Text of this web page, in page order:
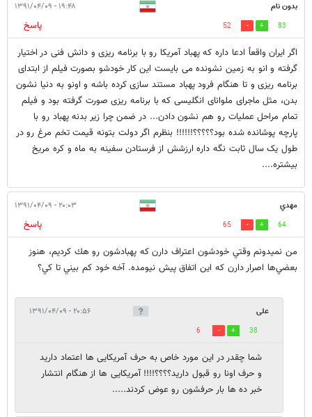
بدون نام ۱۹:۴۸ - ۱۳۹۱/۰۴/۰۹
83
52
پاسخ
اگر ایران واقعاً ادعا داره که پهباد آمریکا رو با برنامه ریزی و دانش فنی در اختیار
گرفته و انو به زمین نشونده می بایست این کار خودشو بصورت فیلم از ابتدای
برنامه ریزی و تا هنگام فرود پهباد مستند سازی کرده باشه و اونو به دنیا نشون
بدن، مثل ماجرای ملوانای انگلیسی که با برنامه ریزی صورت گرفته بود و فیلم
تمام مراحل عملیات رو هم نشون دادن... در ضمن چرا زیر بدنه پهباد رو با
پارچه پوشانده شده بود؟؟؟؟؟!!!!!! بنظرم اگر دولت بتونه قیمت تخم مرغ رو در
طول یک سال ثابت نگه داره ارزشش از فرستادن سفینه به ماه و کره مریخ
بیشتره....
مهدي ۲۰:۰۳ - ۱۳۹۱/۰۴/۰۹
64
65
پاسخ
من نميدونم وقتي خودشون اعتراف دارن كه پهبادشون رو هك كرديم، هنوز
بعضي‌ها اصرار دارن كه اين اتفاق پيش نيومده. آخه خود كم بيني تا كي؟
علی ۲۰:۵۶ - ۱۳۹۱/۰۴/۰۹
38
6
شما چقدر در این مورد خاص به حرف آمریکایی ها اعتماد دارید
و حرف اونا رو قبول دارید؟؟؟؟!!!! آمریکایی ها از هنگام انتشار
خبر ده ها بار حرفشون رو عوض کردند.....